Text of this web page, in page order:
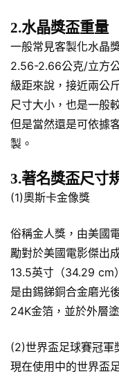
2.水晶獎盃重量
一般常見客製化水晶
2.56-2.66公克/立方
級距來說，接近兩公
尺寸大小，也是一般
但是當然還是可依據
製。
3.著名獎盃尺寸
(1)奧斯卡金像獎
俗稱金人獎，由美國
勵對於美國電影傑出
13.5英寸（34.29 cm
是由錫銻銅合金磨光
24K金箔，並於外層
(2)世界盃足球賽冠軍
現在使用中的世界盃